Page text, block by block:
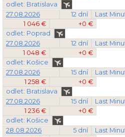
odlet: Bratislava
27.08.2026
12 dní
Last
1 046 €
+0 €
odlet: Poprad
27.08.2026
12 dní
Last
1 048 €
+0 €
odlet: Košice
27.08.2026
15 dní
Last
1 258 €
+0 €
odlet: Bratislava
27.08.2026
15 dní
Last
1 236 €
+0 €
odlet: Košice
28.08.2026
5 dní
Last